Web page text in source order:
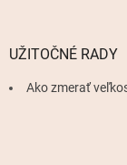
UŽITOČNÉ RADY
Ako zmerať